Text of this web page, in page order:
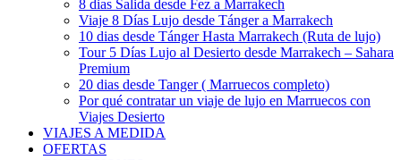
8 dias Salida desde Fez a Marrakech
Viaje 8 Días Lujo desde Tánger a Marrakech
10 dias desde Tánger Hasta Marrakech (Ruta de lujo)
Tour 5 Días Lujo al Desierto desde Marrakech – Sahara
Premium
20 dias desde Tanger ( Marruecos completo)
Por qué contratar un viaje de lujo en Marruecos con
Viajes Desierto
VIAJES A MEDIDA
OFERTAS